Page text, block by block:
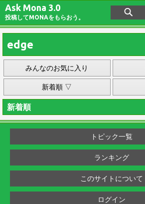
Ask Mona 3.0
投稿してMONAをもらおう。
edge
みんなのお気に入り
新着順 ▽
新着順
トピック一覧
ランキング
このサイトについて
ログイン